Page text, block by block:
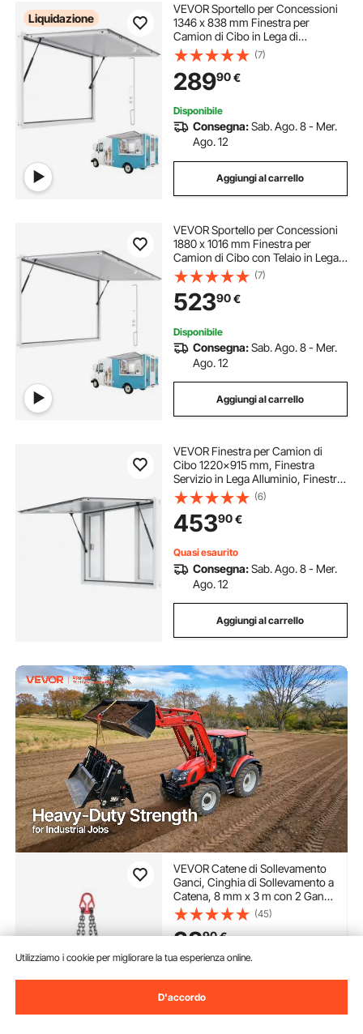
Liquidazione
VEVOR Sportello per Concessioni
1346 x 838 mm Finestra per
Camion di Cibo in Lega di
Alluminio, Apertura Fino a 85 Gradi
con Porta a Tenda e Gancio di
Traino, Resistente all'Acqua Piovana
(7)
28990€
Disponibile
Consegna:Sab. Ago. 8 - Mer.
Ago. 12
Aggiungi al carrello
VEVOR Sportello per Concessioni
1880 x 1016 mm Finestra per
Camion di Cibo con Telaio in Lega
di Alluminio, Apertura Fino a 85
Gradi con Porta a Tenda e Gancio di
Traino, Resistente all'Acqua Piovana
(7)
52390€
Disponibile
Consegna:Sab. Ago. 8 - Mer.
Ago. 12
Aggiungi al carrello
VEVOR Finestra per Camion di
Cibo 1220x915 mm, Finestra
Servizio in Lega Alluminio, Finestra
Girevole Fino a 85° con 4 Finestre
Scorrevoli e Porta con Tendalino e
Gancio di Traino, per Camion di
Cibo
(6)
45390€
Quasi esaurito
Consegna:Sab. Ago. 8 - Mer.
Ago. 12
Aggiungi al carrello
VEVOR Catene di Sollevamento
Ganci, Cinghia di Sollevamento a
Catena, 8 mm x 3 m con 2 Ganci
di Presa, Catena per Gru in Lega
di Acciaio G80, Capacità di 3,17
T, per Traino Sicurezza del
Carico
(45)
3890€
Ago. 12
Utilizziamo i cookie per migliorare la tua esperienza online.
D'accordo